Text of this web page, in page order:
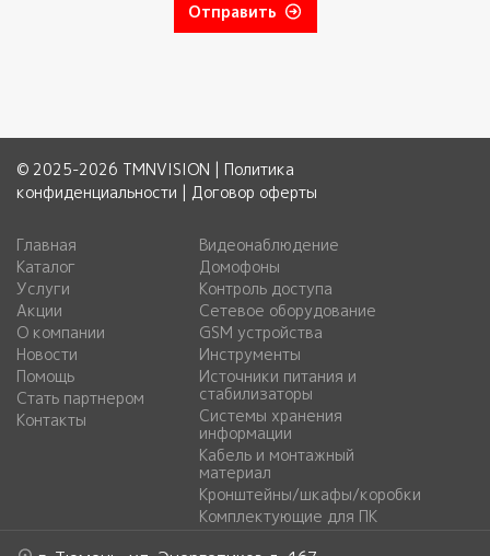
Отправить
© 2025-2026 TMNVISION | Политика
конфиденциальности | Договор оферты
Главная
Каталог
Услуги
Акции
О компании
Новости
Помощь
Стать партнером
Контакты
Видеонаблюдение
Домофоны
Контроль доступа
Сетевое оборудование
GSM устройства
Инструменты
Источники питания и
стабилизаторы
Системы хранения
информации
Кабель и монтажный
материал
Кронштейны/шкафы/коробки
Комплектующие для ПК